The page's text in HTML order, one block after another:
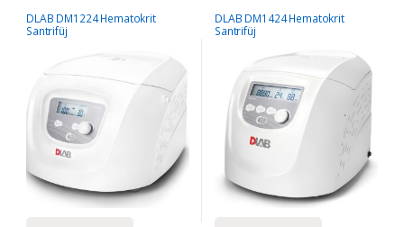
DLAB DM1224 Hematokrit
Santrifüj
DLAB DM1424 Hematokrit
Santrifüj